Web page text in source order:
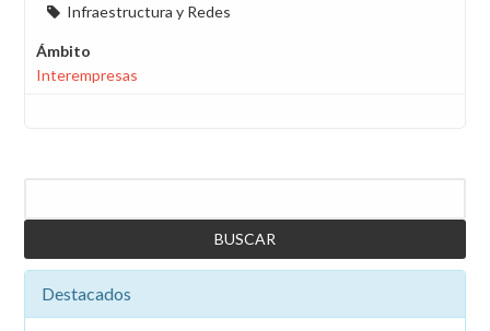
Infraestructura y Redes
Ámbito
Interempresas
Destacados